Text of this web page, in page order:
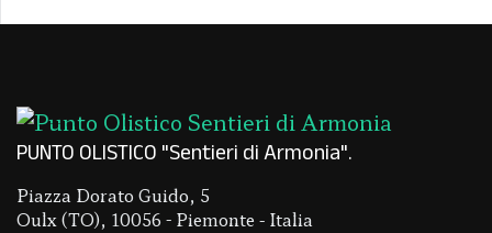
PUNTO OLISTICO "Sentieri di Armonia"
Piazza Dorato Guido, 5
Oulx (TO), 10056 - Piemonte - Italia